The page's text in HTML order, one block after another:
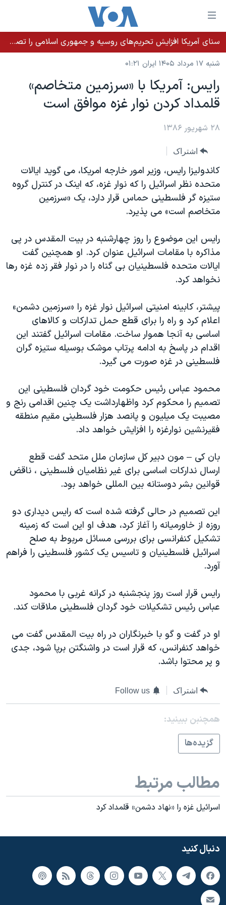
لینکهای
قابل
دسترسی
جهش
محتوای
اصلی
به
اصلی
جهش
به
جستجو
خانه
نسخه سبک وب‌سایت
موضوع ها
ایران
آمریکا
گزیده‌ها
ویژه برنامه‌ها
ویدیوها
فرهنگ و زندگی
حقوق شهروندی
اسرائیل در جنگ
گالری عکس
آرشیو پخش زنده
برنامه های تلویزیونی
جدول برنامه ها
صفحه‌های ویژه
عملیات خشم حماسی
۲۵۰سالگی آمریکا
بایگانی برنامه‌های تلویزیونی
مستندها
انتخابات ریاست جمهوری آمریکا ۲۰۲۴
حمله جمهوری اسلامی به اسرائیل
ورزش زنان در ایران
اعتراضات زن، زندگی، آزادی
مجموعه مستندهای دادخواهی
تریبونال مردمی آبان ۹۸
چهل سال گروگان‌گیری
قانون شفافیت دارائی کادر رهبری ایران
اعتراضات مردمی آبان ۹۸
اسرائیل در جنگ
نرگس محمدی برنده جایزه نوبل صلح
همایش محافظه‌کاران آمریکا «سی‌پک»
صفحه‌های ویژه
سفر پرزیدنت ترامپ به چین
پخش رادیویی
یادگیری زبان انگلیسی
دنبال کنید
زبانهای مختلف
سنای آمریکا افزایش تحریم‌های روسیه و جمهوری اسلامی را تصویب کرد؛ زلنسکی از این اقدام تشکر کرد
شنبه ۱۷ مرداد ۱۴۰۵ ایران ۰۱:۲۱
رایس: آمريکا با «سرزمین متخاصم»
قلمداد کردن نوار غزه موافق است
۲۸ شهریور ۱۳۸۶
اشتراک
کاندولیزا رایس، وزیر امور خارجه امریکا، می گوید ایالات
متحده نظر اسرائیل را که نوار غزه، که اینک در کنترل گروه
ستیزه گر فلسطینی حماس قرار دارد، یک «سرزمین
متخاصم است» می پذيرد.
رایس این موضوع را روز چهارشنبه در بیت المقدس در پی
مذاکره با مقامات اسرائیل عنوان کرد. او همچنین گفت
ایالات متحده فلسطینیان بی گناه را در نوار فقر زده غزه رها
نخواهد کرد.
پیشتر، کابینه امنیتی اسرائیل نوار غزه را «سرزمین دشمن»
اعلام کرد و راه را برای قطع حمل تدارکات و کالاهای
اساسی به آنجا هموار ساخت. مقامات اسرائیل گفتند این
اقدام در پاسخ به ادامه پرتاب موشک بوسیله ستیزه گران
فلسطینی در غزه صورت می گیرد.
محمود عباس رئیس حکومت خود گردان فلسطينی این
تصمیم را محکوم کرد واظهارداشت یک چنین اقدامی رنج و
مصیبت یک میلیون و پانصد هزار فلسطینی مقیم منطقه
فقیرنشین نوارغزه را افزایش خواهد داد.
بان کی – مون دبیر کل سازمان ملل متحد گفت قطع
ارسال ندارکات اساسی برای غیر نظامیان فلسطینی ، ناقض
قوانین بشر دوستانه بین المللی خواهد بود.
این تصمیم در حالی گرفته شده است که رایس دیداری دو
روزه از خاورمیانه را آغاز کرد، هدف او این است که زمینه
تشکیل کنفرانسی برای بررسی مسائل مربوط به صلح
اسرائیل فلسطینیان و تاسیس یک کشور فلسطینی را فراهم
آورد.
رایس قرار است روز پنجشنبه در کرانه غربی با محمود
عباس رئیس تشکیلات خود گردان فلسطینی ملاقات کند.
او در گفت و گو با خبرنگاران در راه بیت المقدس گفت می
خواهد کنفرانس، که قرار است در واشنگتن برپا شود، جدی
و پر محتوا باشد.
اشتراک Follow us
همچنبن ببینید:
گزيده‌ها
مطالب مرتبط
اسرائيل غزه را «نهاد دشمن» قلمداد کرد
دنبال کنید